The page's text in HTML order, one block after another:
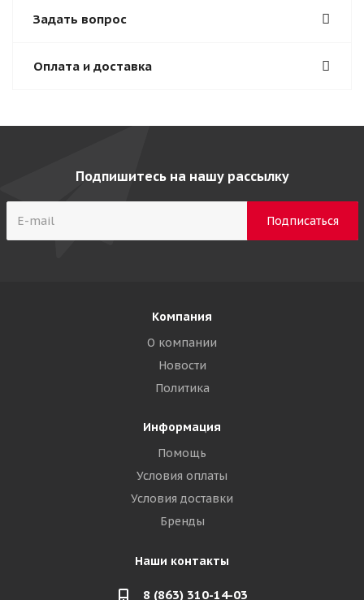
Задать вопрос
Оплата и доставка
Подпишитесь на нашу рассылку
Компания
О компании
Новости
Политика
Информация
Помощь
Условия оплаты
Условия доставки
Бренды
Наши контакты
8 (863) 310-14-03